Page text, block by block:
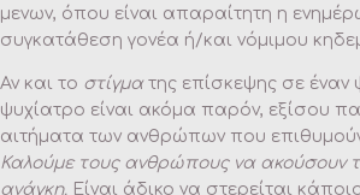
μενων, όπου είναι απαραίτητη η
συγκατάθεση γονέα ή/και νόμιμου
Αν και το στίγμα της επίσκεψης σε έναν
ψυχίατρο είναι ακόμα παρόν, εξίσου
αιτήματα των ανθρώπων που
Καλούμε τους ανθρώπους να ακούσουν
ανάγκη. Είναι άδικο να στερείται